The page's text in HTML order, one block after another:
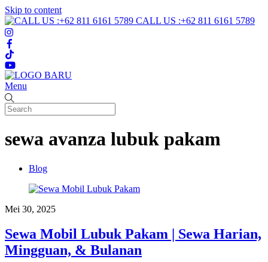
Skip to content
CALL US :+62 811 6161 5789
Menu
sewa avanza lubuk pakam
Blog
Mei 30, 2025
Sewa Mobil Lubuk Pakam | Sewa Harian,
Mingguan, & Bulanan